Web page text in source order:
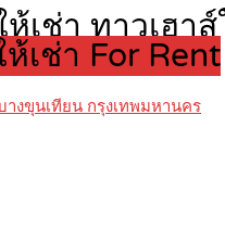
เช่า ทาวเฮา
ห้เช่า For Rent
งขุนเทียน กรุงเทพมหานคร